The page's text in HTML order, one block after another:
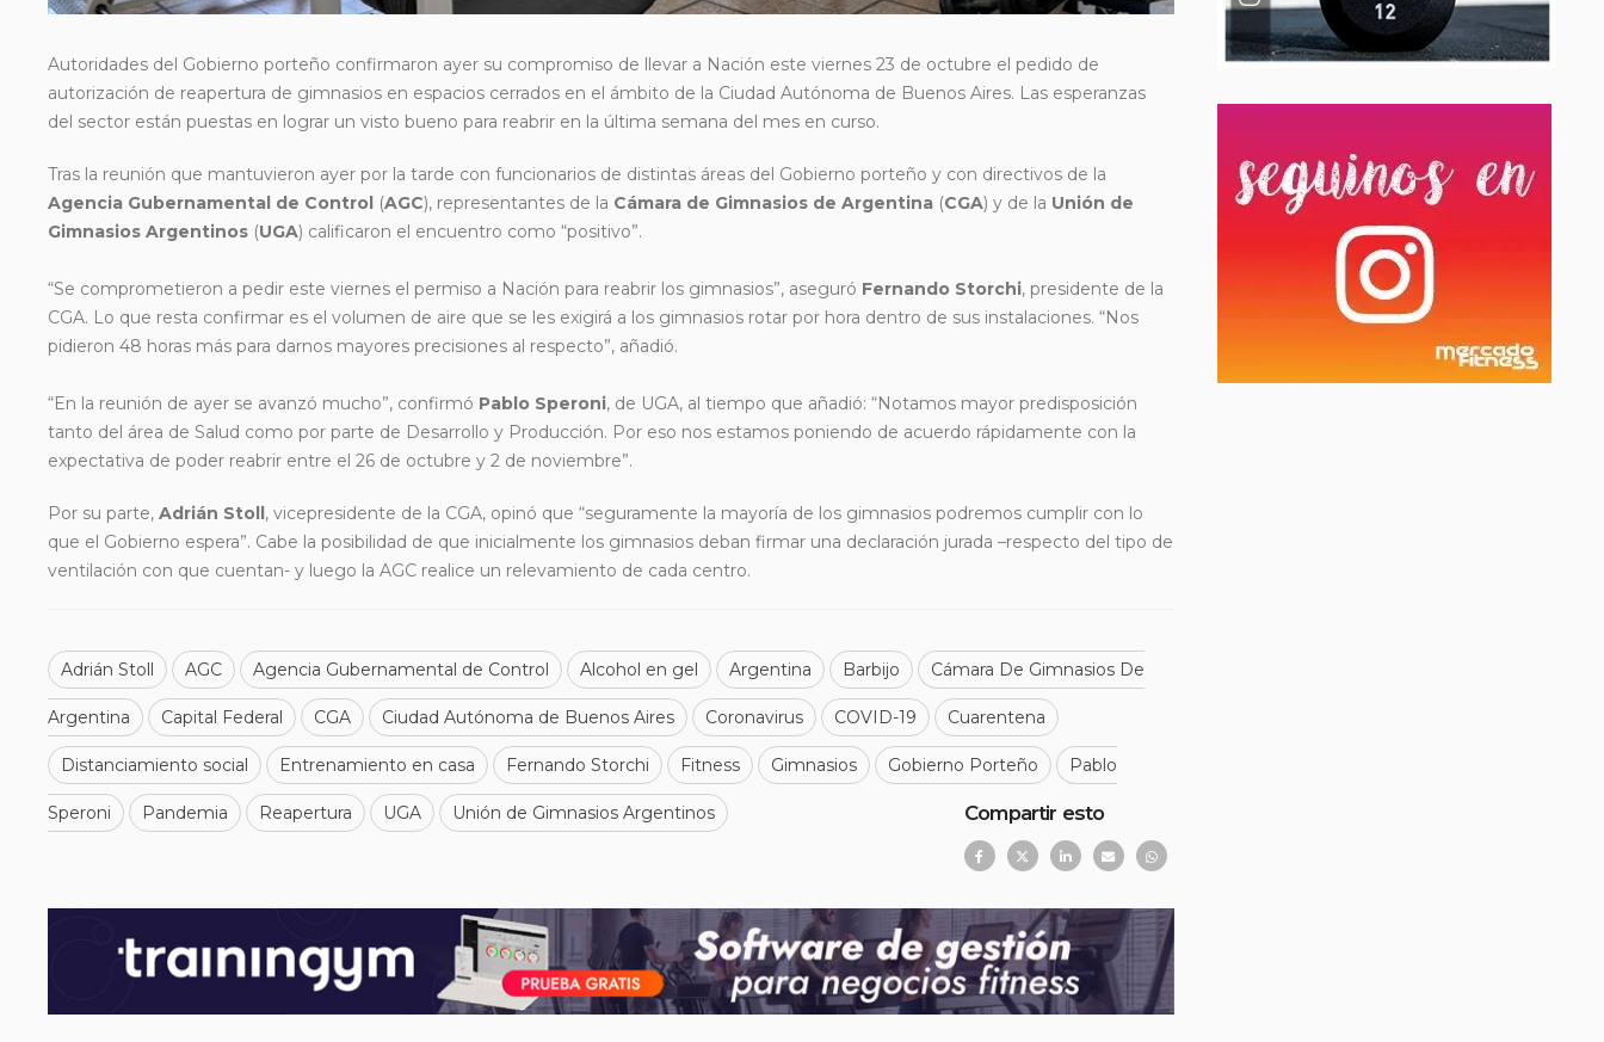
Autoridades del Gobierno porteño confirmaron ayer su compromiso de llevar a Nación este viernes 23 de octubre el pedido de
autorización de reapertura de gimnasios en espacios cerrados en el ámbito de la Ciudad Autónoma de Buenos Aires. Las esperanzas
del sector están puestas en lograr un visto bueno para reabrir en la última semana del mes en curso.
Tras la reunión que mantuvieron ayer por la tarde con funcionarios de distintas áreas del Gobierno porteño y con directivos de la
Agencia Gubernamental de Control (AGC), representantes de la Cámara de Gimnasios de Argentina (CGA) y de la Unión de
Gimnasios Argentinos (UGA) calificaron el encuentro como “positivo”.
“Se comprometieron a pedir este viernes el permiso a Nación para reabrir los gimnasios”, aseguró Fernando Storchi, presidente de la
CGA. Lo que resta confirmar es el volumen de aire que se les exigirá a los gimnasios rotar por hora dentro de sus instalaciones. “Nos
pidieron 48 horas más para darnos mayores precisiones al respecto”, añadió.
“En la reunión de ayer se avanzó mucho”, confirmó Pablo Speroni, de UGA, al tiempo que añadió: “Notamos mayor predisposición
tanto del área de Salud como por parte de Desarrollo y Producción. Por eso nos estamos poniendo de acuerdo rápidamente con la
expectativa de poder reabrir entre el 26 de octubre y 2 de noviembre”.
Por su parte, Adrián Stoll, vicepresidente de la CGA, opinó que “seguramente la mayoría de los gimnasios podremos cumplir con lo
que el Gobierno espera”. Cabe la posibilidad de que inicialmente los gimnasios deban firmar una declaración jurada –respecto del tipo de
ventilación con que cuentan- y luego la AGC realice un relevamiento de cada centro.
Adrián Stoll AGC Agencia Gubernamental de Control Alcohol en gel Argentina Barbijo Cámara De Gimnasios De
Argentina Capital Federal CGA Ciudad Autónoma de Buenos Aires Coronavirus COVID-19 Cuarentena
Distanciamiento social Entrenamiento en casa Fernando Storchi Fitness Gimnasios Gobierno Porteño Pablo
Speroni Pandemia Reapertura UGA Unión de Gimnasios Argentinos Compartir esto